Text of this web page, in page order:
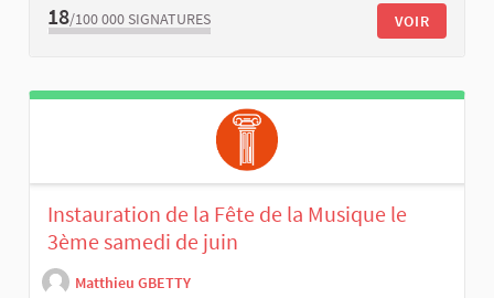
18/100 000 SIGNATURES VOIR
Instauration de la Fête de la Musique le
3ème samedi de juin
Matthieu GBETTY